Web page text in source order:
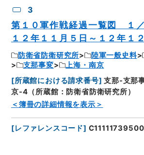
3
第１０軍作戦経過一覧図 １
１２年１１月５日～１２年１
防衛省防衛研究所 陸軍一般史料
支那事変
上海・南京
[所蔵館における請求番号] 支那-支那
京-4（所蔵館：防衛省防衛研究所）
＜簿冊の詳細情報を表示＞
[レファレンスコード] C11111739500